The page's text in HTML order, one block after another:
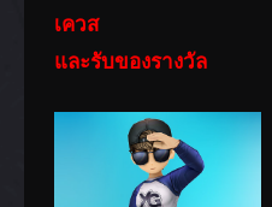
เควส
และรับของรางวัล